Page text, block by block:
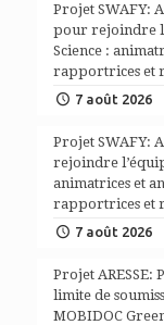
Projet SWAFY:
pour rejoindre
Science :
rapportrices et
7 août 2026
Projet SWAFY:
rejoindre
animatrices et
rapportrices et
7 août 2026
Projet ARESSE:
limite de
MOBIDOC